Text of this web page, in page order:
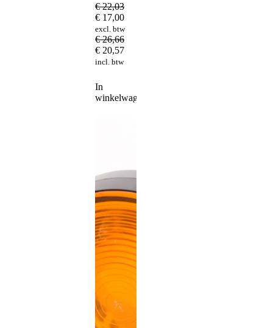
€22,03
€ 17,00
excl. btw
€26,66
€ 20,57
incl. btw
In
winkelwagen